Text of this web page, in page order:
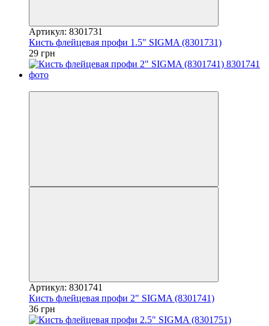
Артикул: 8301731
Кисть флейцевая профи 1.5" SIGMA (8301731)
29 грн
Артикул: 8301741
Кисть флейцевая профи 2" SIGMA (8301741)
36 грн